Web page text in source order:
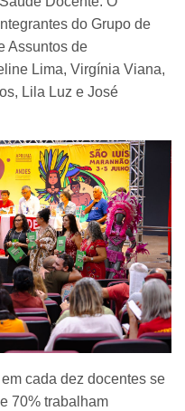
do Grupo de
Assuntos de
Lima, Virgínia Viana,
Lila Luz e José
cada dez docentes se
70% trabalham